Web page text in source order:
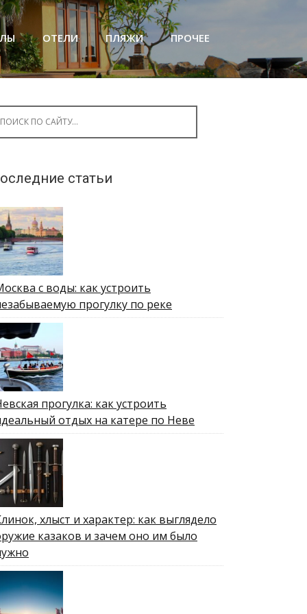
ПРОЧЕЕ
ПЛЯЖИ
ОТЕЛИ
статьи
с воды: как устроить
прогулку по реке
прогулка: как устроить
отдых на катере по Неве
хлыст и характер: как выглядело
казаков и зачем оно им было